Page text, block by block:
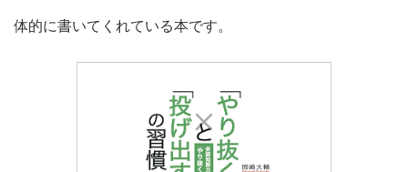
体的に書いてくれている本です。